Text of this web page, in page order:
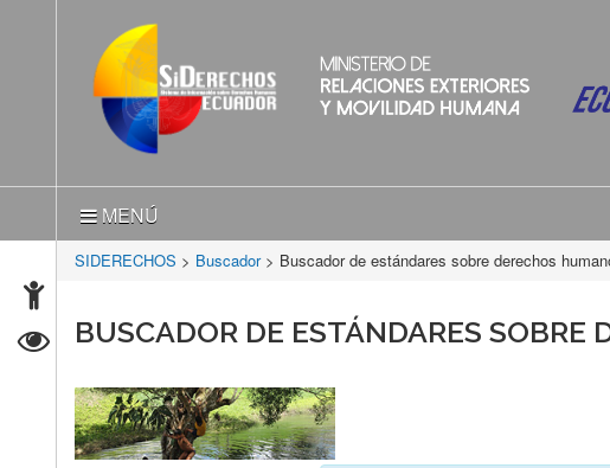
MENÚ
SIDERECHOS > Buscador > Buscador de estándares sobre derechos
BUSCADOR DE ESTÁNDARES SOBRE